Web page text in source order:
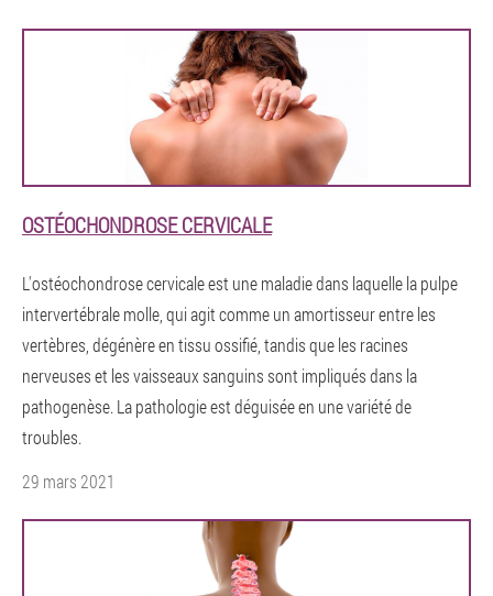
OSTÉOCHONDROSE CERVICALE
L'ostéochondrose cervicale est une maladie dans laquelle la pulpe
intervertébrale molle, qui agit comme un amortisseur entre les
vertèbres, dégénère en tissu ossifié, tandis que les racines
nerveuses et les vaisseaux sanguins sont impliqués dans la
pathogenèse. La pathologie est déguisée en une variété de
troubles.
29 mars 2021